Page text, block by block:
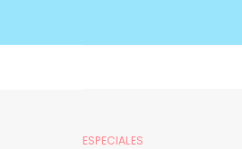
ESPECIALES